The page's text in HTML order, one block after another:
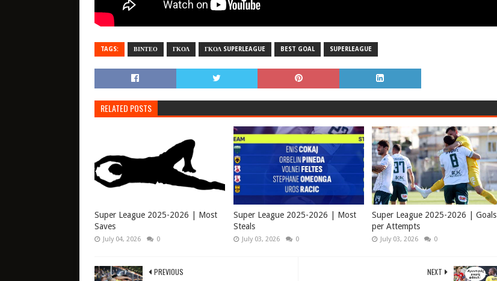
TAGS: ΒΙΝΤΕΟ ΓΚΟΛ ΓΚΟΛ SUPERLEAGUE BEST GOAL SUPERLEAGUE
RELATED POSTS
Super League 2025-2026 | Most
Saves
July 04, 2026 0
Super League 2025-2026 | Most
Steals
July 03, 2026 0
Super League 2025-2026 | Goals
per Attempts
July 03, 2026 0
NEXT
PREVIOUS